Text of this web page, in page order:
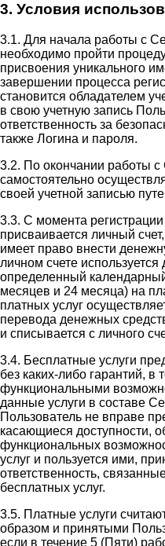
3. Условия
3.1. Для начала работы с
необходимо пройти
присвоения уникального
завершении процесса
становится обладателем
в свою учетную запись
ответственность за
также Логина и пароля.
3.2. По окончании работы
самостоятельно
своей учетной записью
3.3. С момента
присваивается личный
имеет право внести
личном счете
определенный
месяцев и 24 месяца) на
платных услуг
перевода денежных
и списывается с личного
3.4. Бесплатные услуги
без каких-либо гарантий, в
функциональными
данные услуги в составе
Пользователь не вправе
касающиеся доступности,
функциональных
услуг и пользуется ими,
ответственность,
бесплатных услуг.
3.5. Платные услуги
образом и принятыми
если в течение 5 (Пяти)